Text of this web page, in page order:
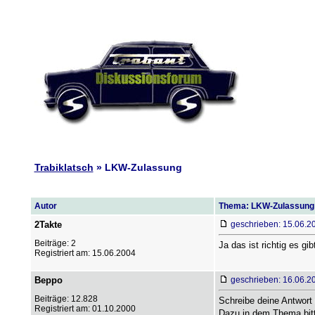
Trabiklatsch » LKW-Zulassung
Autor Thema: LKW-Zulassung
2Takte
Beiträge: 2
Registriert am: 15.06.2004
geschrieben:
Ja das ist richtig es
Beppo
Beiträge: 12.828
Registriert am: 01.10.2000
geschrieben:
Schreibe deine